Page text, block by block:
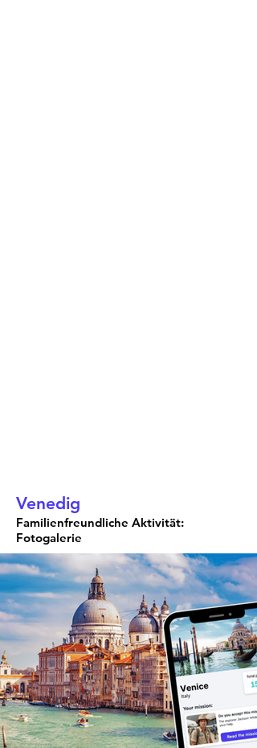
Venedig
Familienfreundliche Aktivität:
Fotogalerie